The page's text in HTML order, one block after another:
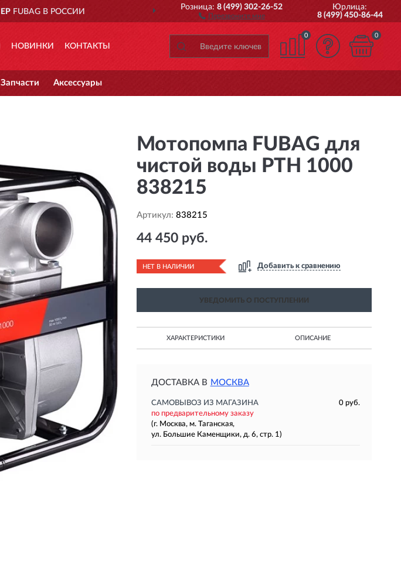
ДОСТАВИМ ПО ВСЕЙ РОССИИ ПОЛНЫЙ
Розница:8 (499) 302-26-52
Перезвоните мне
Юрлица:
8 (499) 450-86-44
НОВИНКИ КОНТАКТЫ
0 0
Запчасти Аксессуары
Мотопомпа FUBAG для
чистой воды PTH 1000
838215
Артикул: 838215
44 450 руб.
НЕТ В НАЛИЧИИ Добавить к сравнению
УВЕДОМИТЬ О ПОСТУПЛЕНИИ
ХАРАКТЕРИСТИКИ ОПИСАНИЕ
ДОСТАВКА В МОСКВА
САМОВЫВОЗ ИЗ МАГАЗИНА
0 руб.
по предварительному заказу
(г. Москва, м. Таганская,
ул. Большие Каменщики, д. 6, стр. 1)